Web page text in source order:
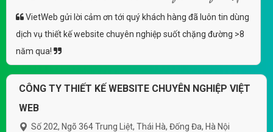
VietWeb gửi lời cảm ơn tới quý khách hàng đã luôn tin dùng
dịch vụ thiết kế website chuyên nghiệp suốt chặng đường >8
năm qua!
CÔNG TY THIẾT KẾ WEBSITE CHUYÊN NGHIỆP VIỆT
WEB
Số 202, Ngõ 364 Trung Liệt, Thái Hà, Đống Đa, Hà Nội